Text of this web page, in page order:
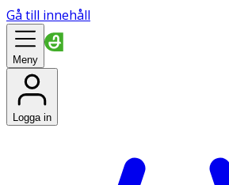
Gå till innehåll
Meny
Logga in